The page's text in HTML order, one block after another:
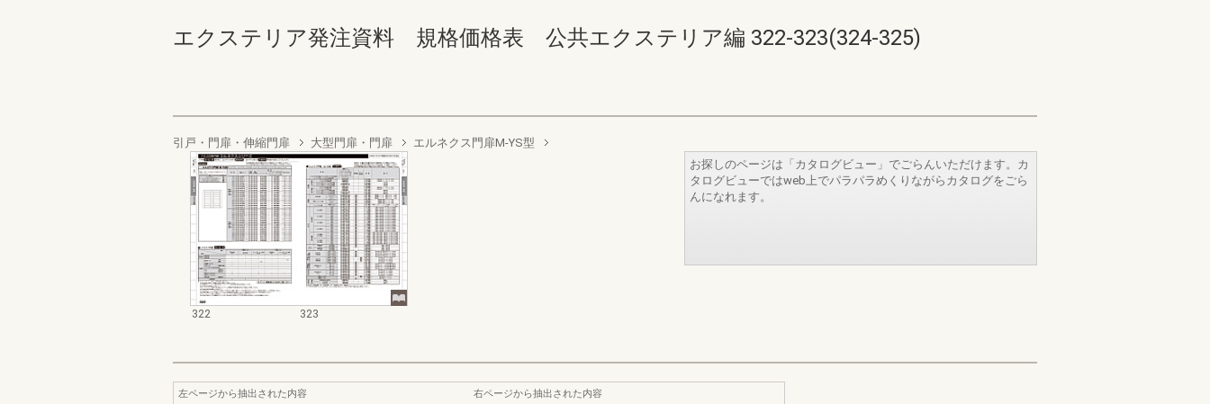
エクステリア発注資料 規格価格表 公共エクステリア編 322-323(324-325)
引戸・門扉・伸縮門扉 大型門扉・門扉 エルネクス門扉M-YS型
322 323
お探しのページは「カタログビュー」でごらんいただけます。カ
タログビューではweb上でパラパラめくりながらカタログをごら
んになれます。
左ページから抽出された内容
右ページから抽出された内容